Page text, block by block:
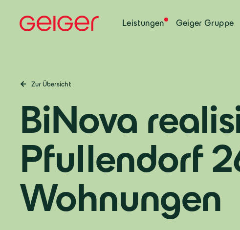
Leistungen Geiger Gruppe
Zur Übersicht
BiNova
Pfullendorf
Wohnungen